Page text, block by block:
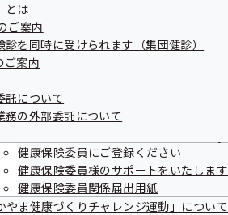
の
ュ
メ
ュ
とは
ご案内
を同時に受けられます（集団健診）
ご案内
託について
の外部委託について
健康保険委員にご登録ください
健康保険委員様のサポートをいたします
健康保険委員関係届出用紙
やま健康づくりチャレンジ運動」について
法
ガ配信 「けんわかメー